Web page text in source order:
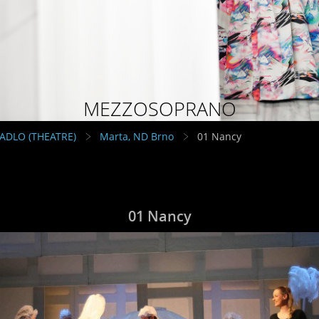
MEZZOSOPRANO
(THEATRE) Marta, ND Brno 01 Nancy
01 Nancy